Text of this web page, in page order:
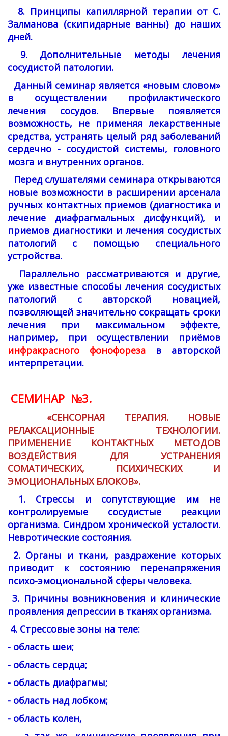
8. Принципы капиллярной терапии от С.
Залманова (скипидарные ванны) до наших
дней.
9. Дополнительные методы лечения
сосудистой патологии.
Данный семинар является «новым словом»
в осуществлении профилактического
лечения сосудов. Впервые появляется
возможность, не применяя лекарственные
средства, устранять целый ряд заболеваний
сердечно - сосудистой системы, головного
мозга и внутренних органов.
Перед слушателями семинара открываются
новые возможности в расширении арсенала
ручных контактных приемов (диагностика и
лечение диафрагмальных дисфункций), и
приемов диагностики и лечения сосудистых
патологий с помощью специального
устройства.
Параллельно рассматриваются и другие,
уже известные способы лечения сосудистых
патологий с авторской новацией,
позволяющей значительно сокращать сроки
лечения при максимальном эффекте,
например, при осуществлении приёмов
инфракрасного фонофореза в авторской
интерпретации.
СЕМИНАР №3.
«СЕНСОРНАЯ ТЕРАПИЯ. НОВЫЕ
РЕЛАКСАЦИОННЫЕ ТЕХНОЛОГИИ.
ПРИМЕНЕНИЕ КОНТАКТНЫХ МЕТОДОВ
ВОЗДЕЙСТВИЯ ДЛЯ УСТРАНЕНИЯ
СОМАТИЧЕСКИХ, ПСИХИЧЕСКИХ И
ЭМОЦИОНАЛЬНЫХ БЛОКОВ».
1. Стрессы и сопутствующие им не
контролируемые сосудистые реакции
организма. Синдром хронической усталости.
Невротические состояния.
2. Органы и ткани, раздражение которых
приводит к состоянию перенапряжения
психо-эмоциональной сферы человека.
3. Причины возникновения и клинические
проявления депрессии в тканях организма.
4. Стрессовые зоны на теле:
- область шеи;
- область сердца;
- область диафрагмы;
- область над лобком;
- область колен,